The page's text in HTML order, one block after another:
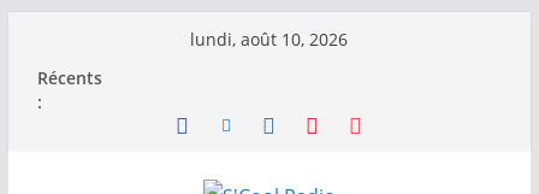
contenu
lundi, août 10, 2026
Récents
: